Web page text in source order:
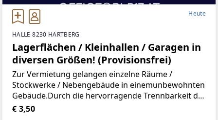
Heute
HALLE 8230 HARTBERG
Lagerflächen / Kleinhallen / Garagen in
diversen Größen! (Provisionsfrei)
Zur Vermietung gelangen einzelne Räume /
Stockwerke / Nebengebäude in einemunbewohnten
Gebäude.Durch die hervorragende Trennbarkeit der
Räumlichkeiten, stehen Ihnen Größen vonca. 10 m²
€ 3,50